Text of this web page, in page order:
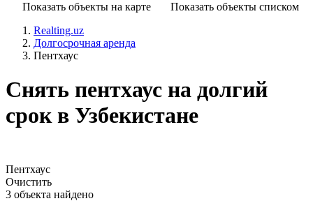
Показать объекты на карте
Показать объекты списком
Realting.uz
Долгосрочная аренда
Пентхаус
Снять пентхаус на долгий
срок в Узбекистане
Пентхаус
Очистить
3 объекта найдено